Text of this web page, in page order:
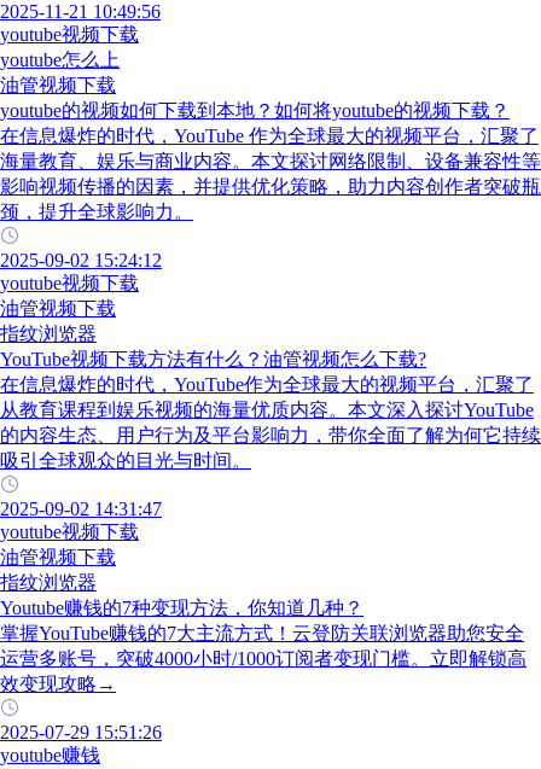
2025-11-21 10:49:56
youtube视频下载
youtube怎么上
油管视频下载
youtube的视频如何下载到本地？如何将youtube的视频下载？
在信息爆炸的时代，YouTube 作为全球最大的视频平台，汇聚了
海量教育、娱乐与商业内容。本文探讨网络限制、设备兼容性等
影响视频传播的因素，并提供优化策略，助力内容创作者突破瓶
颈，提升全球影响力。
2025-09-02 15:24:12
youtube视频下载
油管视频下载
指纹浏览器
YouTube视频下载方法有什么？油管视频怎么下载?
在信息爆炸的时代，YouTube作为全球最大的视频平台，汇聚了
从教育课程到娱乐视频的海量优质内容。本文深入探讨YouTube
的内容生态、用户行为及平台影响力，带你全面了解为何它持续
吸引全球观众的目光与时间。
2025-09-02 14:31:47
youtube视频下载
油管视频下载
指纹浏览器
Youtube赚钱的7种变现方法，你知道几种？
掌握YouTube赚钱的7大主流方式！云登防关联浏览器助您安全
运营多账号，突破4000小时/1000订阅者变现门槛。立即解锁高
效变现攻略→
2025-07-29 15:51:26
youtube赚钱